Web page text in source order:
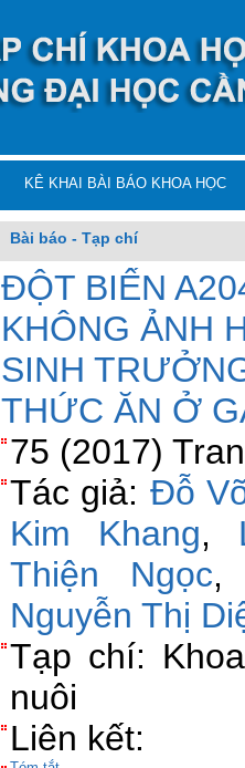
KÊ KHAI BÀI BÁO KHOA HỌC
Bài báo - Tạp chí
ĐỘT BIẾN
KHÔNG ẢNH
SINH
THỨC ĂN Ở
75 (2017)
Tác giả: Đỗ
Kim Khang,
Thiện Ngọc
Nguyễn Thị
Tạp chí:
nuôi
Liên kết: